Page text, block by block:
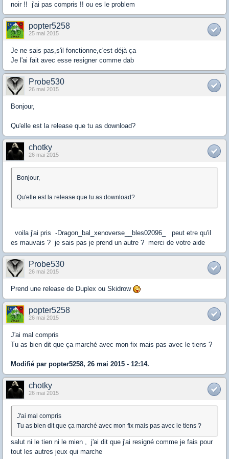
noir !! j'ai pas compris !! ou es le problem
popter5258
25 mai 2015
Je ne sais pas,s'il fonctionne,c'est déjà ça
Je l'ai fait avec esse resigner comme dab
Probe530
26 mai 2015
Bonjour,
Qu'elle est la release que tu as download?
chotky
26 mai 2015
Bonjour,
Qu'elle est la release que tu as download?
voila j'ai pris -Dragon_bal_xenoverse__bles02096_ peut etre qu'il
es mauvais ? je sais pas je prend un autre ? merci de votre aide
Probe530
26 mai 2015
Prend une release de Duplex ou Skidrow
popter5258
26 mai 2015
J'ai mal compris
Tu as bien dit que ça marché avec mon fix mais pas avec le tiens ?
Modifié par popter5258, 26 mai 2015 - 12:14.
chotky
26 mai 2015
J'ai mal compris
Tu as bien dit que ça marché avec mon fix mais pas avec le tiens ?
salut ni le tien ni le mien , j'ai dit que j'ai resigné comme je fais pour
tout les autres jeux qui marche